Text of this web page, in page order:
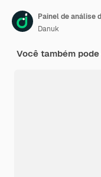
Painel de análise
Danuk
Você também